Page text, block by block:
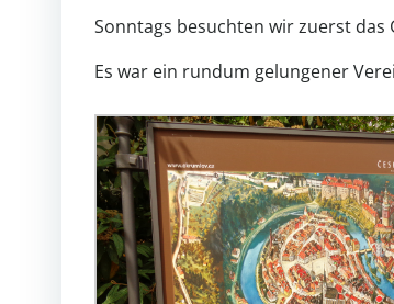
Sonntags besuchten wir zuerst
Es war ein rundum gelungener